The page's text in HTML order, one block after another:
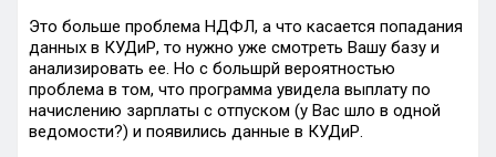
Это больше проблема НДФЛ, а что касается попадания
данных в КУДиР, то нужно уже смотреть Вашу базу и
анализировать ее. Но с большрй вероятностью
проблема в том, что программа увидела выплату по
начислению зарплаты с отпуском (у Вас шло в одной
ведомости?) и появились данные в КУДиР.